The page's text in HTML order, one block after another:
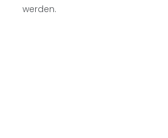
werden.